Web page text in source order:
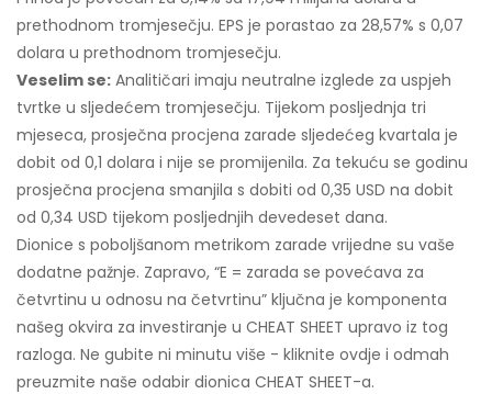
prethodnom tromjesečju. EPS je porastao za 28,57% s 0,07
dolara u prethodnom tromjesečju.
Veselim se: Analitičari imaju neutralne izglede za uspjeh
tvrtke u sljedećem tromjesečju. Tijekom posljednja tri
mjeseca, prosječna procjena zarade sljedećeg kvartala je
dobit od 0,1 dolara i nije se promijenila. Za tekuću se godinu
prosječna procjena smanjila s dobiti od 0,35 USD na dobit
od 0,34 USD tijekom posljednjih devedeset dana.
Dionice s poboljšanom metrikom zarade vrijedne su vaše
dodatne pažnje. Zapravo, “E = zarada se povećava za
četvrtinu u odnosu na četvrtinu” ključna je komponenta
našeg okvira za investiranje u CHEAT SHEET upravo iz tog
razloga. Ne gubite ni minutu više - kliknite ovdje i odmah
preuzmite naše odabir dionica CHEAT SHEET-a.